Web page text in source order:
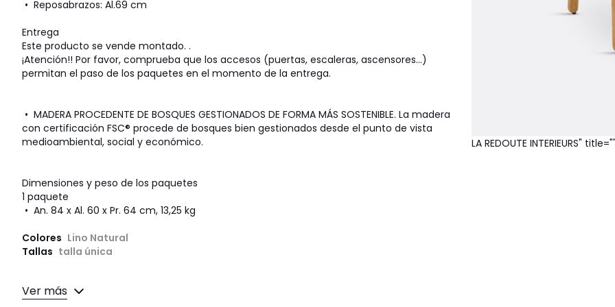
• Reposabrazos: Al.69 cm
Entrega
Este producto se vende montado. .
¡Atención!! Por favor, comprueba que los accesos (puertas, escaleras, ascensores...)
permitan el paso de los paquetes en el momento de la entrega.
• MADERA PROCEDENTE DE BOSQUES GESTIONADOS DE FORMA MÁS SOSTENIBLE. La madera
con certificación FSC® procede de bosques bien gestionados desde el punto de vista
medioambiental, social y económico.
Dimensiones y peso de los paquetes
1 paquete
• An. 84 x Al. 60 x Pr. 64 cm, 13,25 kg
Colores Lino Natural
Tallas talla única
Ver más
LA REDOUTE INTERIEURS"